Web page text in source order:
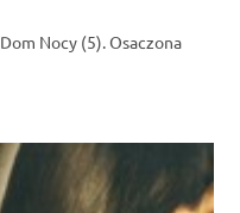
Dom Nocy (5). Osaczona